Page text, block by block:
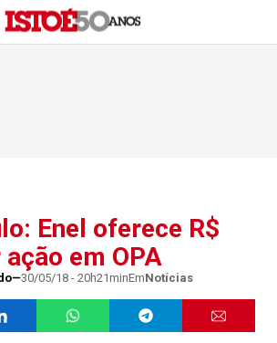
Enel oferece R$
em OPA
30/05/18 - 20h21minEmNotícias